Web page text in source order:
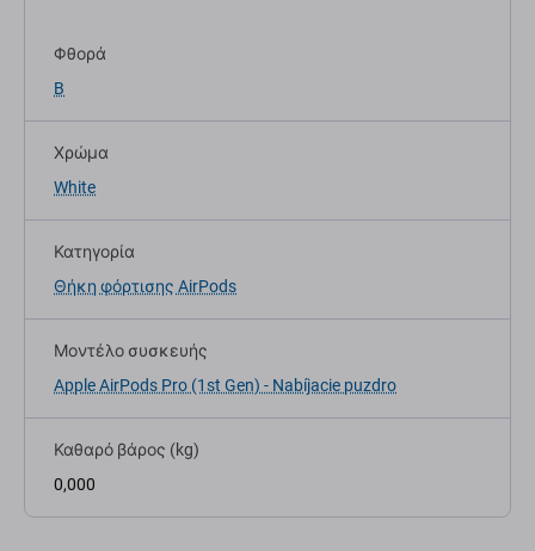
Φθορά
B
Χρώμα
White
Κατηγορία
Θήκη φόρτισης AirPods
Μοντέλο συσκευής
Apple AirPods Pro (1st Gen) - Nabíjacie puzdro
Καθαρό βάρος (kg)
0,000